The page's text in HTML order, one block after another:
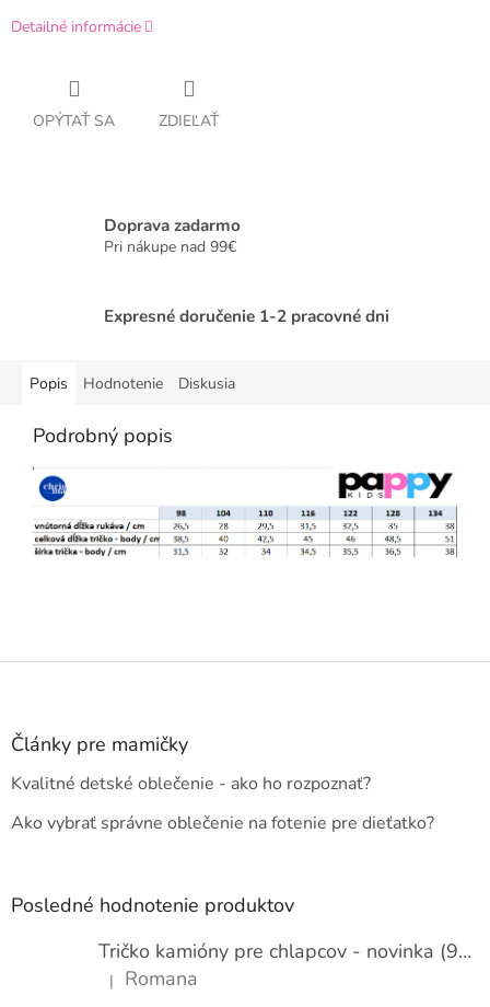
Detailné informácie
OPÝTAŤ SA ZDIEĽAŤ
Doprava zadarmo
Pri nákupe nad 99€
Expresné doručenie 1-2 pracovné dni
Popis Hodnotenie Diskusia
Podrobný popis
Z
Články pre mamičky
Kvalitné detské oblečenie - ako ho rozpoznať?
Ako vybrať správne oblečenie na fotenie pre dieťatko?
Posledné hodnotenie produktov
Tričko kamióny pre chlapcov - novinka (98-134)
Hodnotenie produktu je 5 z 5 hviezdičiek.
| Romana